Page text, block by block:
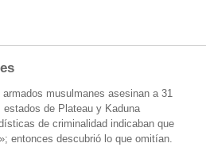
armados musulmanes asesinan a 31
de Plateau y Kaduna
de criminalidad indicaban que
entonces descubrió lo que omitían.